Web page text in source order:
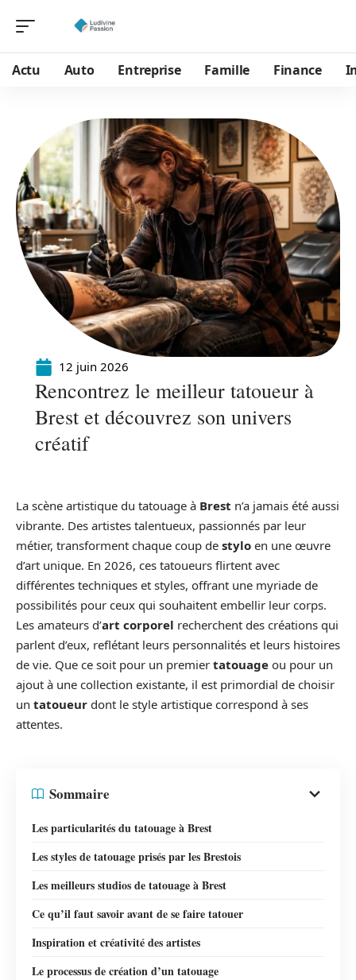
Actu Auto Entreprise Famille Finance
12 juin 2026
Rencontrez le meilleur tatoueur à
Brest et découvrez son univers
créatif
La scène artistique du tatouage à Brest n’a jamais été aussi
vibrante. Des artistes talentueux, passionnés par leur
métier, transforment chaque coup de stylo en une œuvre
d’art unique. En 2026, ces tatoueurs flirtent avec
différentes techniques et styles, offrant une myriade de
possibilités pour ceux qui souhaitent embellir leur corps.
Les amateurs d’art corporel recherchent des créations qui
parlent d’eux, reflétant leurs personnalités et leurs histoires
de vie. Que ce soit pour un premier tatouage ou pour un
ajout à une collection existante, il est primordial de choisir
un tatoueur dont le style artistique correspond à ses
attentes.
Sommaire
Les particularités du tatouage à Brest
Les styles de tatouage prisés par les Brestois
Les meilleurs studios de tatouage à Brest
Ce qu’il faut savoir avant de se faire tatouer
Inspiration et créativité des artistes
Le processus de création d’un tatouage